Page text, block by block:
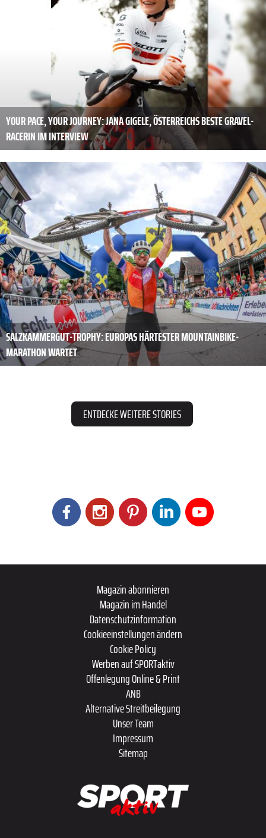
YOUR PACE, YOUR JOURNEY: JANA GIGELE, ÖSTERREICHS BESTE GRAVEL-
RACERIN IM INTERVIEW
SALZKAMMERGUT-TROPHY: EUROPAS HÄRTESTER MOUNTAINBIKE-
MARATHON WARTET
ENTDECKE WEITERE STORIES
Magazin abonnieren
Magazin im Handel
Datenschutzinformation
Cookieeinstellungen ändern
Cookie Policy
Werben auf SPORTaktiv
Offenlegung Online & Print
ANB
Alternative Streitbeilegung
Unser Team
Impressum
Sitemap